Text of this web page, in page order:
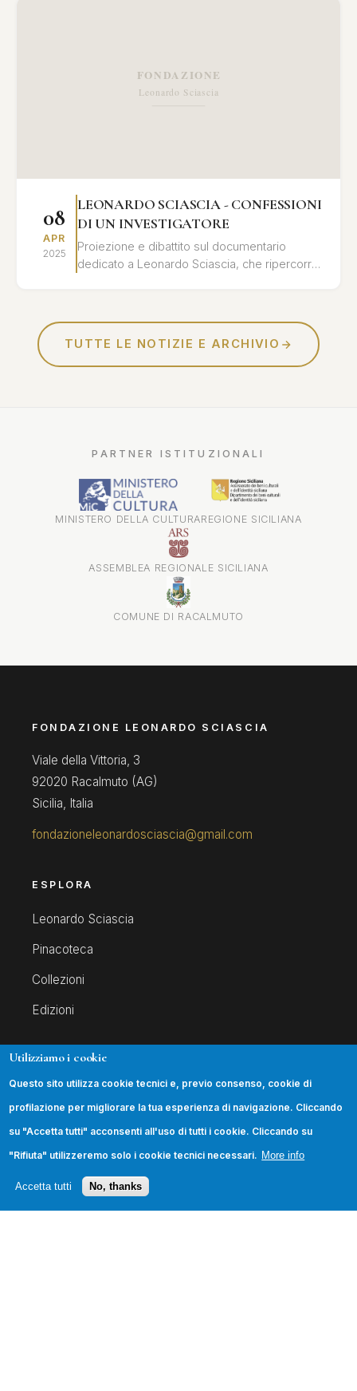
08
APR
2025
LEONARDO SCIASCIA - CONFESSIONI
DI UN INVESTIGATORE
Proiezione e dibattito sul documentario
dedicato a Leonardo Sciascia, che ripercorre
TUTTE LE NOTIZIE E ARCHIVIO
PARTNER ISTITUZIONALI
MINISTERO DELLA CULTURAREGIONE SICILIANA
ASSEMBLEA REGIONALE SICILIANA
COMUNE DI RACALMUTO
FONDAZIONE LEONARDO SCIASCIA
Viale della Vittoria, 3
92020 Racalmuto (AG)
Sicilia, Italia
fondazioneleonardosciascia@gmail.com
ESPLORA
Leonardo Sciascia
Pinacoteca
Collezioni
Edizioni
INFORMAZIONI
Contatti
Trasparenza
Utilizziamo i cookie
Questo sito utilizza cookie tecnici e, previo consenso, cookie di
profilazione per migliorare la tua esperienza di navigazione. Cliccando
su "Accetta tutti" acconsenti all'uso di tutti i cookie. Cliccando su
"Rifiuta" utilizzeremo solo i cookie tecnici necessari. More info
Accetta tutti No, thanks